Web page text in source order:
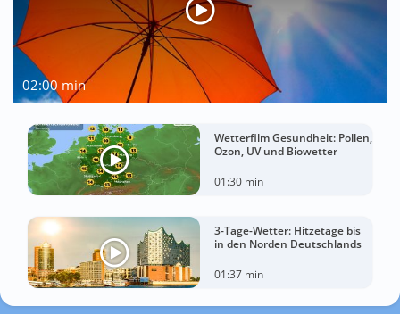
02:00 min
Wetterfilm Gesundheit: Pollen,
Ozon, UV und Biowetter
01:30 min
3-Tage-Wetter: Hitzetage bis
in den Norden Deutschlands
01:37 min